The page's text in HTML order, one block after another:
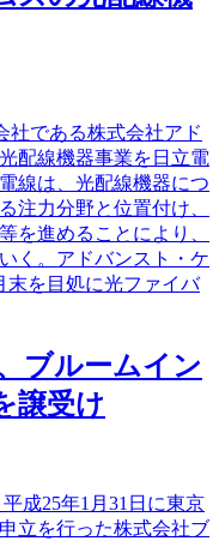
社である株式会社アド
配線機器事業を日立電
線は、光配線機器につ
注力分野と位置付け、
を進めることにより、
く。アドバンスト・ケ
末を目処に光ファイバ
ブルームイン
譲受け
成25年1月31日に東京
立を行った株式会社ブ